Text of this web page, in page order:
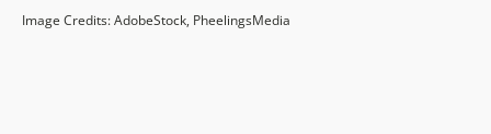
Image Credits: AdobeStock, PheelingsMedia